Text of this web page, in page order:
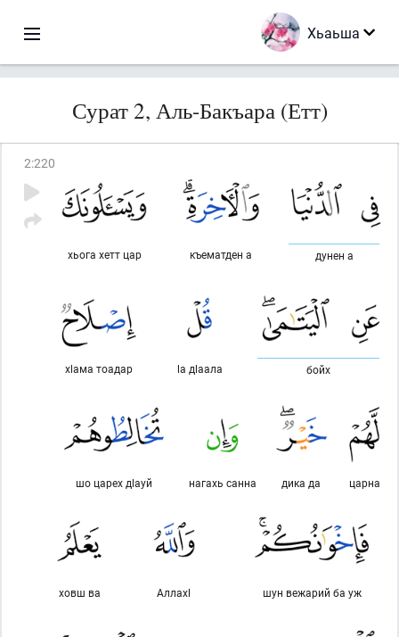
Хьаьша
Сурат 2, Аль-Бакъара (Етт)
2:220
дунен а
къематден а
хьога хетт цар
бойх
lа дlаала
хlама тоадар
царна
дика да
нагахь санна
шо царех дlауй
шун вежарий ба уж
Аллахl
ховш ва